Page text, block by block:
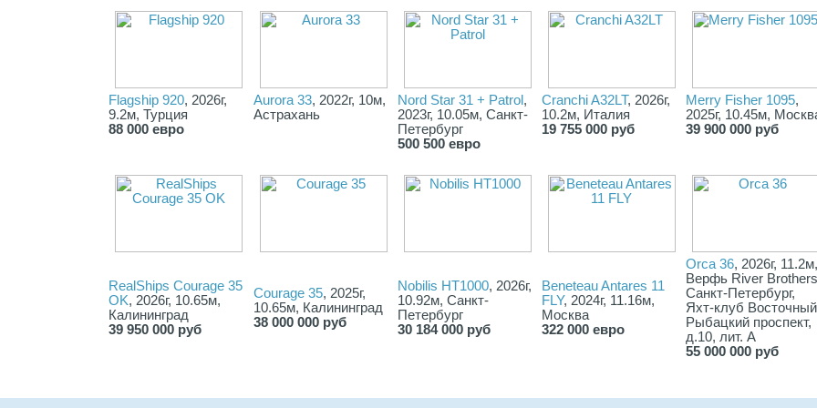
Flagship 920, 2026г,
9.2м, Турция
88 000 евро
Aurora 33, 2022г, 10м,
Астрахань
Nord Star 31 + Patrol ,
2023г, 10.05м, Санкт-
Петербург
500 500 евро
Cranchi A32LT, 2026г,
10.2м, Италия
19 755 000 руб
Merry Fisher 1095,
2025г, 10.45м,
39 900 000 руб
RealShips Courage 35
OK, 2026г, 10.65м,
Калининград
39 950 000 руб
Courage 35, 2025г,
10.65м, Калининград
38 000 000 руб
Nobilis НТ1000, 2026г,
10.92м, Санкт-
Петербург
30 184 000 руб
Beneteau Antares 11
FLY, 2024г, 11.16м,
Москва
322 000 евро
Orca 36, 2026г, 11.2м,
Верфь River
Санкт-Петербург,
Яхт-клуб
Рыбацкий проспект,
д.10, лит. А
55 000 000 руб